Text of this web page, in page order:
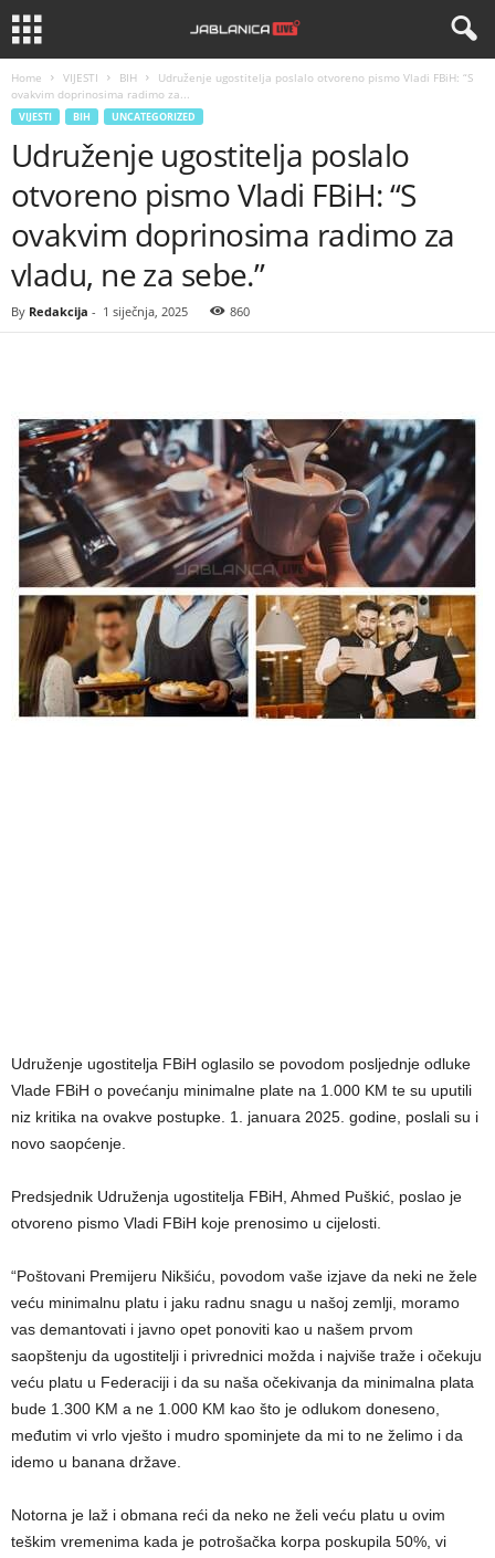
Home VIJESTI BIH
Udruženje ugostitelja poslalo otvoreno pismo Vladi FBiH: “S
ovakvim doprinosima radimo za...
VIJESTI BIH UNCATEGORIZED
Udruženje ugostitelja poslalo
otvoreno pismo Vladi FBiH: “S
ovakvim doprinosima radimo za
vladu, ne za sebe.”
By Redakcija - 1 siječnja, 2025 860
Udruženje ugostitelja FBiH oglasilo se povodom posljednje odluke
Vlade FBiH o povećanju minimalne plate na 1.000 KM te su uputili
niz kritika na ovakve postupke. 1. januara 2025. godine, poslali su i
novo saopćenje.
Predsjednik Udruženja ugostitelja FBiH, Ahmed Puškić, poslao je
otvoreno pismo Vladi FBiH koje prenosimo u cijelosti.
“Poštovani Premijeru Nikšiću, povodom vaše izjave da neki ne žele
veću minimalnu platu i jaku radnu snagu u našoj zemlji, moramo
vas demantovati i javno opet ponoviti kao u našem prvom
saopštenju da ugostitelji i privrednici možda i najviše traže i očekuju
veću platu u Federaciji i da su naša očekivanja da minimalna plata
bude 1.300 KM a ne 1.000 KM kao što je odlukom doneseno,
međutim vi vrlo vješto i mudro spominjete da mi to ne želimo i da
idemo u banana države.
Notorna je laž i obmana reći da neko ne želi veću platu u ovim
teškim vremenima kada je potrošačka korpa poskupila 50%, vi